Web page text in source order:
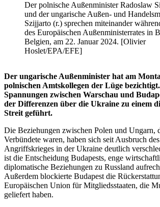
Der polnische Außenminister Radoslaw
und der ungarische Außen- und
Szijjarto (r.) sprechen miteinander
des Europäischen Außenministerrates in
Belgien, am 22. Januar 2024. [Olivier
Hoslet/EPA/EFE]
Der ungarische Außenminister hat am
polnischen Amtskollegen der Lüge
Spannungen zwischen Warschau und
der Differenzen über die Ukraine zu einem
Streit geführt.
Die Beziehungen zwischen Polen und Ungarn,
Verbündete waren, haben sich seit Ausbruch
Angriffskrieges in der Ukraine deutlich
ist die Entscheidung Budapests, enge
diplomatische Beziehungen zu Russland
Außerdem blockierte Budapest die
Europäischen Union für Mitgliedsstaaten, die
geliefert haben.